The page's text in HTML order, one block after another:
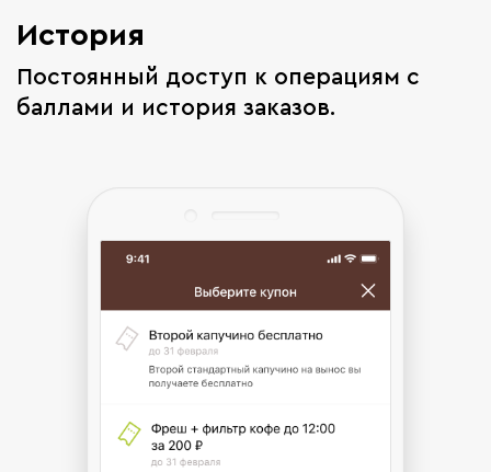
История
Постоянный доступ к операциям с
баллами и история заказов.